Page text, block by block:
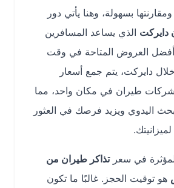
بسهولة، وهنا يأتي دور
الذي يساعد المسافرين
المتاحة في وقت
يتم جمع أسعار
طيران في مكان واحد، مما
ويزيد فرصك في العثور
في سعر تذاكر طيران من
الحجز. غالبًا ما تكون